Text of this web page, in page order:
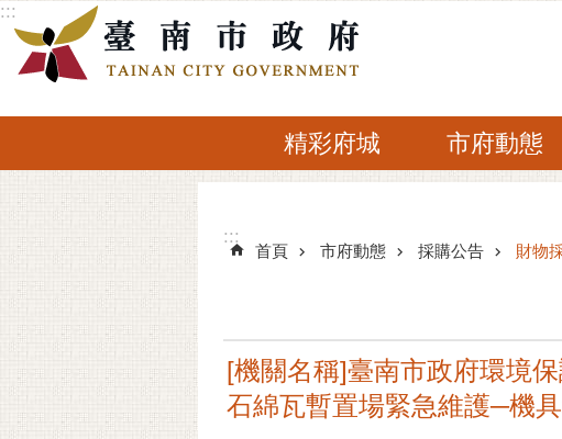
跳到主要內容區塊
:::
精彩府城 市府動態
:::
:::
首頁 市府動態 採購公告 財物
[機關名稱]臺南市政府環境
石綿瓦暫置場緊急維護─機